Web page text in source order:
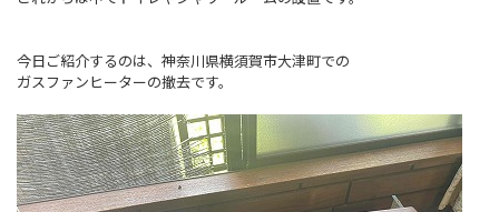
今日ご紹介するのは、神奈川県横須賀市大津町での
ガスファンヒーターの撤去です。